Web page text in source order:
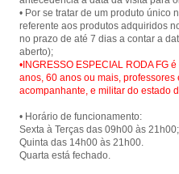
• Por se tratar de um produto único
referente aos produtos adquiridos
no prazo de até 7 dias a contar a
•INGRESSO ESPECIAL RODA FG
anos, 60 anos ou mais, professores
acompanhante, e militar do estado
• Horário de funcionamento:
Sexta à Terças das 09h00 às 21h00;
Quinta das 14h00 às 21h00.
Quarta está fechado.